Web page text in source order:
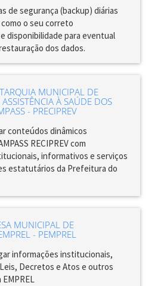
de segurança (backup) diárias
o seu correto
disponibilidade para eventual
dos dados.
MUNICIPAL DE
À SAÚDE DOS
- PRECIPREV
conteúdos dinâmicos
RECIPREV com
informativos e serviços
estatutários da Prefeitura do
MUNICIPAL DE
- PEMPREL
informações institucionais,
Decretos e Atos e outros